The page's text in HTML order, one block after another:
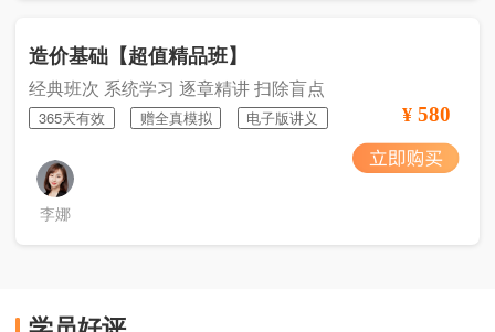
造价基础【超值精品班】
经典班次 系统学习 逐章精讲 扫除盲点
365天有效 赠全真模拟 电子版讲义
李娜
¥ 580